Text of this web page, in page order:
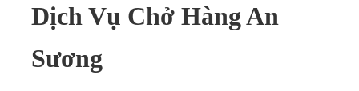
Dịch Vụ Chở Hàng An
Sương